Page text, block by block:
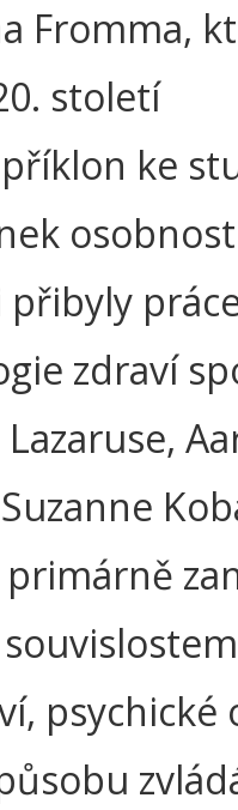
Fromma,
století
ke
přibyly
zdraví
psychické